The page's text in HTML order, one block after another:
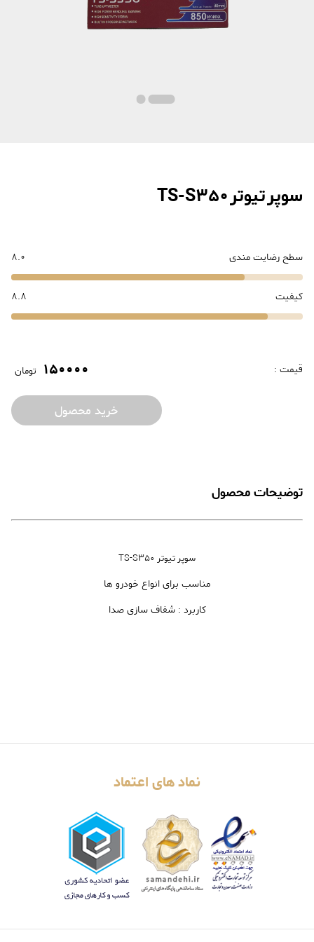
سوپر تیوتر TS-S350
سطح رضایت مندی 8.0
کیفیت 8.8
قیمت : 150000 تومان
خرید محصول
توضیحات محصول
سوپر تیوتر TS-S350
مناسب برای انواع خودرو ها
کاربرد : شفاف سازی صدا
نماد های اعتماد